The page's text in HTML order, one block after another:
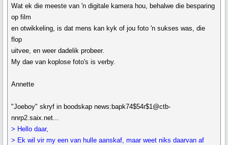
Wat ek die meeste van 'n digitale kamera hou, behalwe die besparing
op film
en otwikkeling, is dat mens kan kyk of jou foto 'n sukses was, die
flop
uitvee, en weer dadelik probeer.
My dae van koplose foto's is verby.
Annette
"Joeboy" skryf in boodskap news:bapk74$54r$1@ctb-
nnrp2.saix.net...
> Hello daar,
> Ek wil vir my een van hulle aanskaf, maar weet niks daarvan af